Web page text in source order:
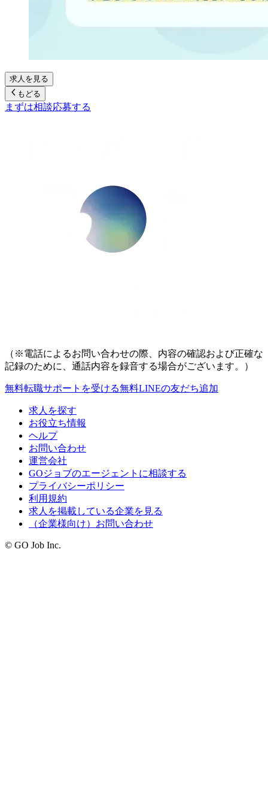
求人を見る
もどる
まずは相談応募する
（※電話によるお問い合わせの際、内容の確認および正確な
記録のために、通話内容を録音する場合がございます。）
無料転職サポートを受ける無料LINEの友だち追加
求人を探す
お役立ち情報
ヘルプ
お問い合わせ
運営会社
GOジョブのエージェントに相談する
プライバシーポリシー
利用規約
求人を掲載している企業を見る
（企業様向け）お問い合わせ
© GO Job Inc.